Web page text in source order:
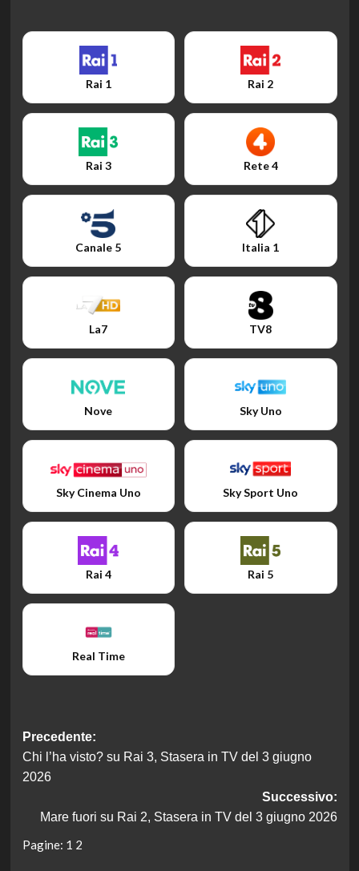
Rai 1 Rai 2
Rai 3 Rete 4
Canale 5 Italia 1
La7 TV8
Nove Sky Uno
Sky Cinema Uno Sky Sport Uno
Rai 4 Rai 5
Real Time
Navigazione
articolo
Precedente:
Chi l’ha visto? su Rai 3, Stasera in TV del 3 giugno
2026
Successivo:
Mare fuori su Rai 2, Stasera in TV del 3 giugno 2026
Pagine: 1 2